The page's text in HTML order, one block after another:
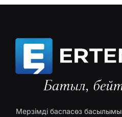
Мерзімді баспасөз